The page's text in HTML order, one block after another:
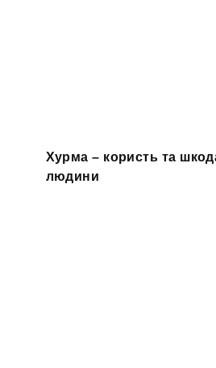
Хурма – користь та
людини